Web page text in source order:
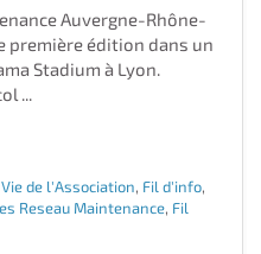
Auvergne-Rhône-
première édition dans un
Stadium à Lyon.
...
Vie de l'Association, Fil d'info,
Reseau Maintenance, Fil